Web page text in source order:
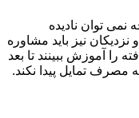
نمی توان نادیده
نزدیکان نیز باید مشاوره
را آموزش ببینند تا بعد
مصرف تمایل پیدا نکند.